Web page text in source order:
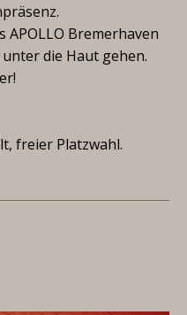
APOLLO Bremerhaven
die Haut gehen.
freier Platzwahl.